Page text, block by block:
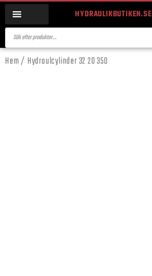
HYDRAULIKBUTIKEN.SE
Hem/ Hydraulcylinder 32 20 350